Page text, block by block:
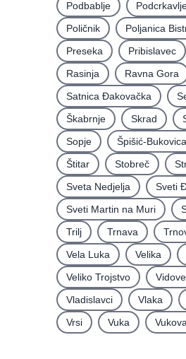
Podbablje
Poličnik
Poljanica
Preseka
Pribislavec
Rasinja
Ravna Gora
Satnica Ðakovačka
Škabrnje
Skrad
Sopje
Špišić-Bukovica
Štitar
Stobreč
Sveta Nedjelja
Sveti
Sveti Martin na Muri
Trilj
Trnava
Vela Luka
Velika
Veliko Trojstvo
Vladislavci
Vlaka
Vrsi
Vuka